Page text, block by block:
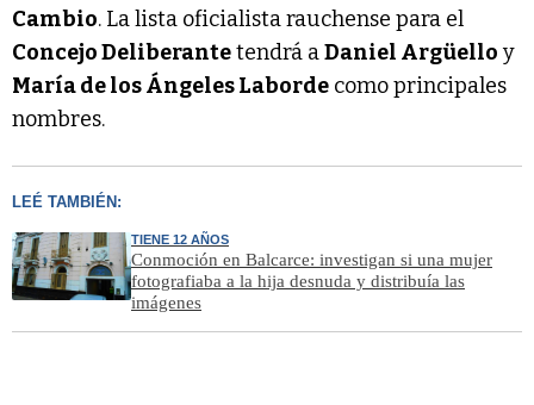
Cambio. La lista oficialista rauchense para el
Concejo Deliberantetendrá aDaniel Argüello y
María de los Ángeles Laborde como principales
nombres.
LEÉ TAMBIÉN:
TIENE 12 AÑOS
Conmoción en Balcarce: investigan si una mujer
fotografiaba a la hija desnuda y distribuía las
imágenes